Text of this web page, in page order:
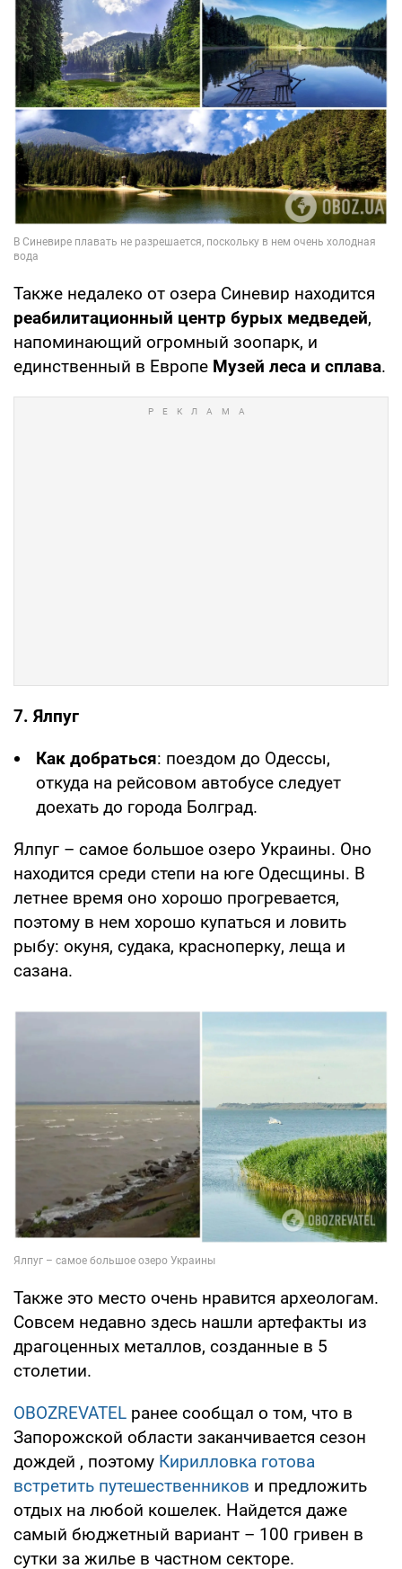
Также недалеко от озера Синевир находится
реабилитационный центр бурых медведей,
напоминающий огромный зоопарк, и
единственный в Европе Музей леса и сплава.
7. Ялпуг
Как добраться: поездом до Одессы,
откуда на рейсовом автобусе следует
доехать до города Болград.
Ялпуг – самое большое озеро Украины. Оно
находится среди степи на юге Одесщины. В
летнее время оно хорошо прогревается,
поэтому в нем хорошо купаться и ловить
рыбу: окуня, судака, красноперку, леща и
сазана.
Также это место очень нравится археологам.
Совсем недавно здесь нашли артефакты из
драгоценных металлов, созданные в 5
столетии.
OBOZREVATEL ранее сообщал о том, что в
Запорожской области заканчивается сезон
дождей , поэтому Кирилловка готова
встретить путешественников и предложить
отдых на любой кошелек. Найдется даже
самый бюджетный вариант – 100 гривен в
сутки за жилье в частном секторе.